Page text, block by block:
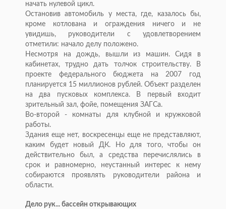
начать нулевой цикл.
Остановив автомобиль у места, где, казалось бы,
кроме котлована и ограждения ничего и не
увидишь, руководители с удовлетворением
отметили: начало делу положено.
Несмотря на дождь, вышли из машин. Сидя в
кабинетах, трудно дать толчок строительству. В
проекте федерального бюджета на 2007 год
планируется 15 миллионов рублей. Объект разделен
на два пусковых комплекса. В первый входит
зрительный зал, фойе, помещения ЗАГСа.
Во-второй - комнаты для клубной и кружковой
работы.
Здания еще нет, воскресенцы еще не представляют,
каким будет новый ДК. Но для того, чтобы он
действительно был, а средства перечислялись в
срок и равномерно, неустанный интерес к нему
собираются проявлять руководители района и
области.
Дело рук... бассейн открывающих